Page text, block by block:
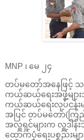
MNP ၊ မေ ၂၄
တပ်မတော်အနေဖြင့်
ကယ်ဆယ်ရေးအဖွဲ့မျ
ကယ်ဆယ်ရေးလုပ်ငန်း
အပြင် တပ်မတော်(ကြည်
အလှူရှင်များက လှူဒါန်
ထောက်ပံ့ရေးပစ္စည်းမ